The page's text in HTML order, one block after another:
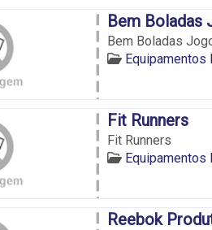
Bem Boladas
Bem Boladas
Equipamentos
Fit Runners
Fit Runners
Equipamentos
Reebok